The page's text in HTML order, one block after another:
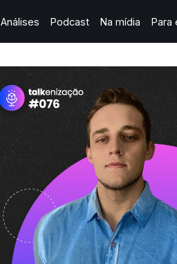
Análises Podcast Na mídia Para